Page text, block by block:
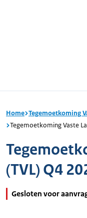
Home Tegemoetkoming
Tegemoetkoming Vaste
(TVL) Q4
Gesloten voor